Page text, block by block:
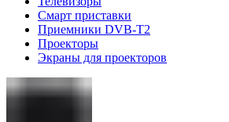
Смарт приставки
Приемники DVB-T2
Проекторы
Экраны для проекторов